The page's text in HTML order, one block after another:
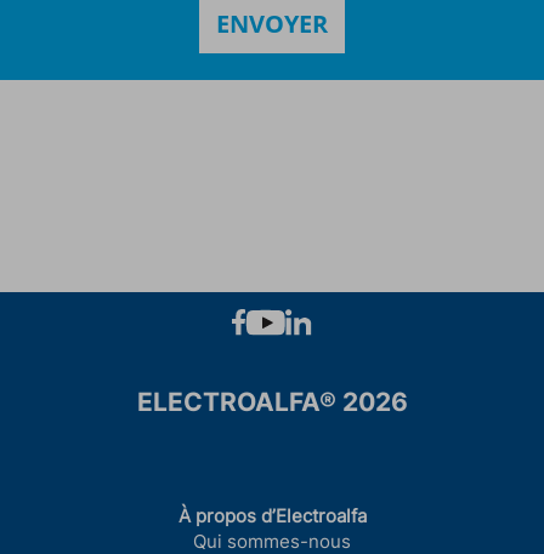
ELECTROALFA® 2026
À propos d’Electroalfa
Qui sommes-nous